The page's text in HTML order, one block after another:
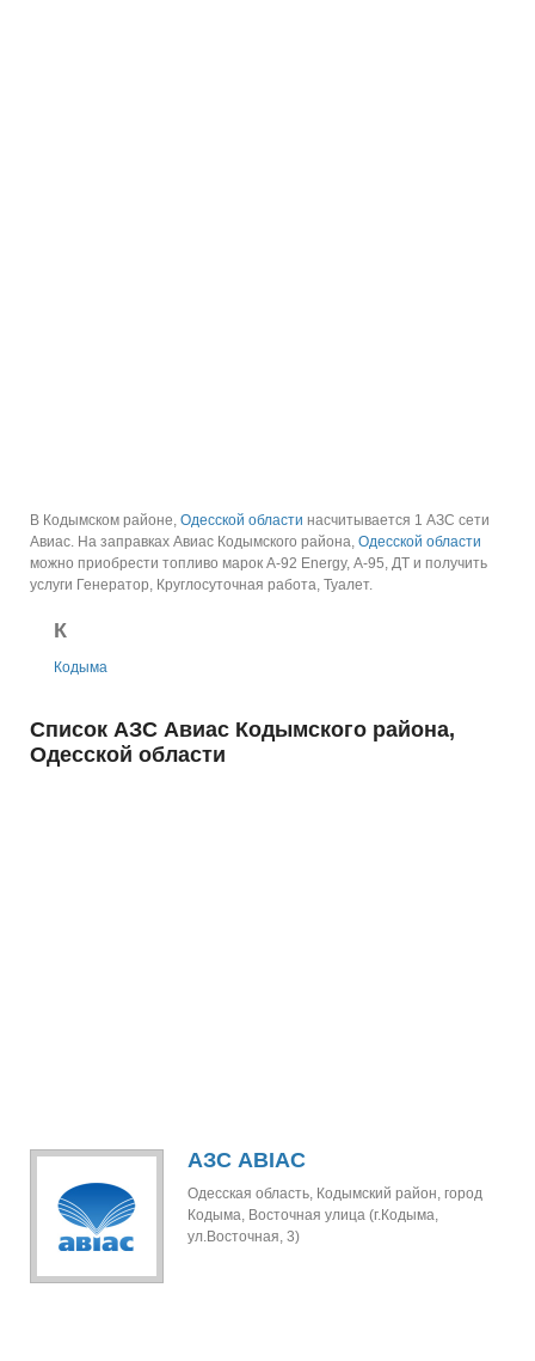
В Кодымском районе, Одесской области насчитывается 1 АЗС сети
Авиас. На заправках Авиас Кодымского района, Одесской области
можно приобрести топливо марок А-92 Energy, А-95, ДТ и получить
услуги Генератор, Круглосуточная работа, Туалет.
К
Кодыма
Список АЗС Авиас Кодымского района,
Одесской области
АЗС АВІАС
Одесская область, Кодымский район, город
Кодыма, Восточная улица (г.Кодыма,
ул.Восточная, 3)